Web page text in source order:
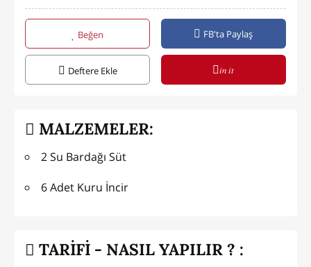
Beğen FB'ta Paylaş
Deftere Ekle in it
MALZEMELER:
2 Su Bardağı Süt
6 Adet Kuru İncir
TARİFİ - NASIL YAPILIR ? :